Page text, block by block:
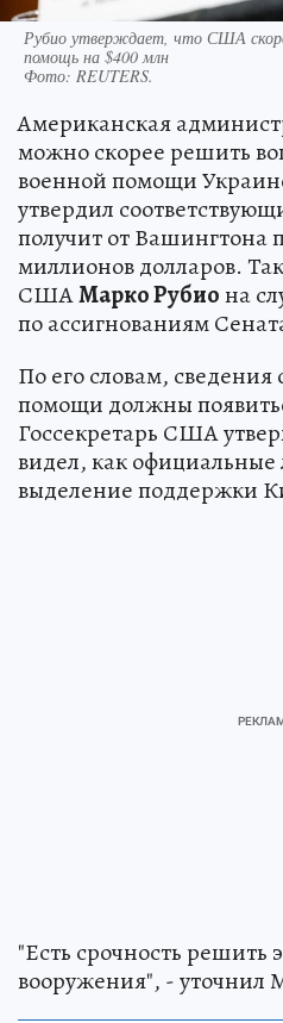
Рубио утверждает, что США
помощь на $400 млн
Фото: REUTERS.
Американская
можно скорее решить
военной помощи
утвердил
получит от Вашингтона
миллионов долларов.
СШАМарко Рубиона
по ассигнованиям
По его словам,
помощи должны
Госсекретарь США
видел, как официальные
выделение поддержки
"Есть срочность решить
вооружения", - уточнил